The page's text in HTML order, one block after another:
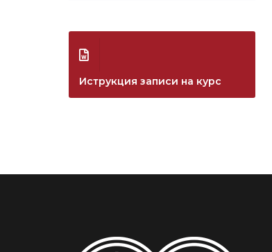
Иструкция записи на курс